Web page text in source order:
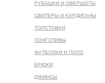
РУБАШКИ И ОВЕРШОТЫ
СВИТЕРЫ И КАРДИГАНЫ
ТОЛСТОВКИ
ЛОНГСЛИВЫ
ФУТБОЛКИ И ПОЛО
БРЮКИ
ДЖИНСЫ